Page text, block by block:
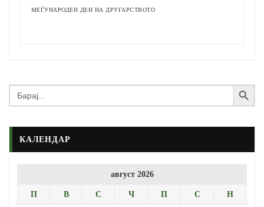
МЕЃУНАРОДЕН ДЕН НА ДРУГАРСТВОТО
Search
for:
Search Button
КАЛЕНДАР
август 2026
П В С Ч П С Н